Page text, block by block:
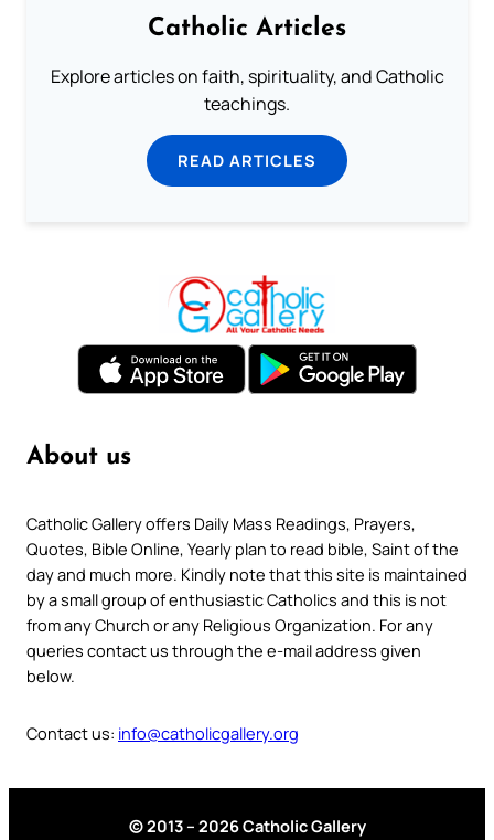
Catholic Articles
Explore articles on faith, spirituality, and Catholic
teachings.
READ ARTICLES
About us
Catholic Gallery offers Daily Mass Readings, Prayers,
Quotes, Bible Online, Yearly plan to read bible, Saint of the
day and much more. Kindly note that this site is maintained
by a small group of enthusiastic Catholics and this is not
from any Church or any Religious Organization. For any
queries contact us through the e-mail address given
below.
Contact us: info@catholicgallery.org
© 2013 – 2026 Catholic Gallery